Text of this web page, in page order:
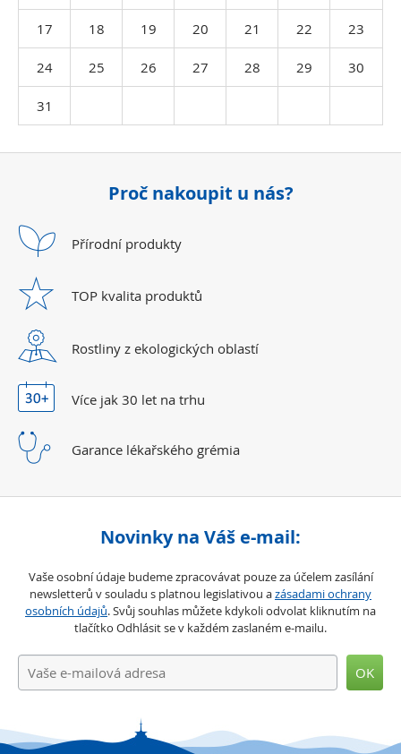
17 18 19 20 21 22 23
24 25 26 27 28 29 30
31
Proč nakoupit u nás?
Přírodní produkty
TOP kvalita produktů
Rostliny z ekologických oblastí
Více jak 30 let na trhu
Garance lékařského grémia
Novinky na Váš e-mail:
Vaše osobní údaje budeme zpracovávat pouze za účelem zasílání
newsletterů v souladu s platnou legislativou azásadami ochrany
osobních údajů. Svůj souhlas můžete kdykoli odvolat kliknutím na
tlačítko Odhlásit se v každém zaslaném e-mailu.
OK